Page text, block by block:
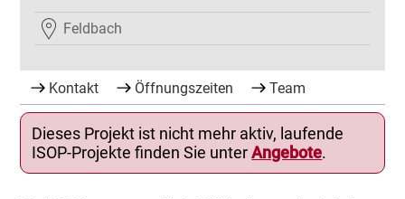
Feldbach
Kontakt Öffnungszeiten Team
Dieses Projekt ist nicht mehr aktiv, laufende
ISOP-Projekte finden Sie unterAngebote.